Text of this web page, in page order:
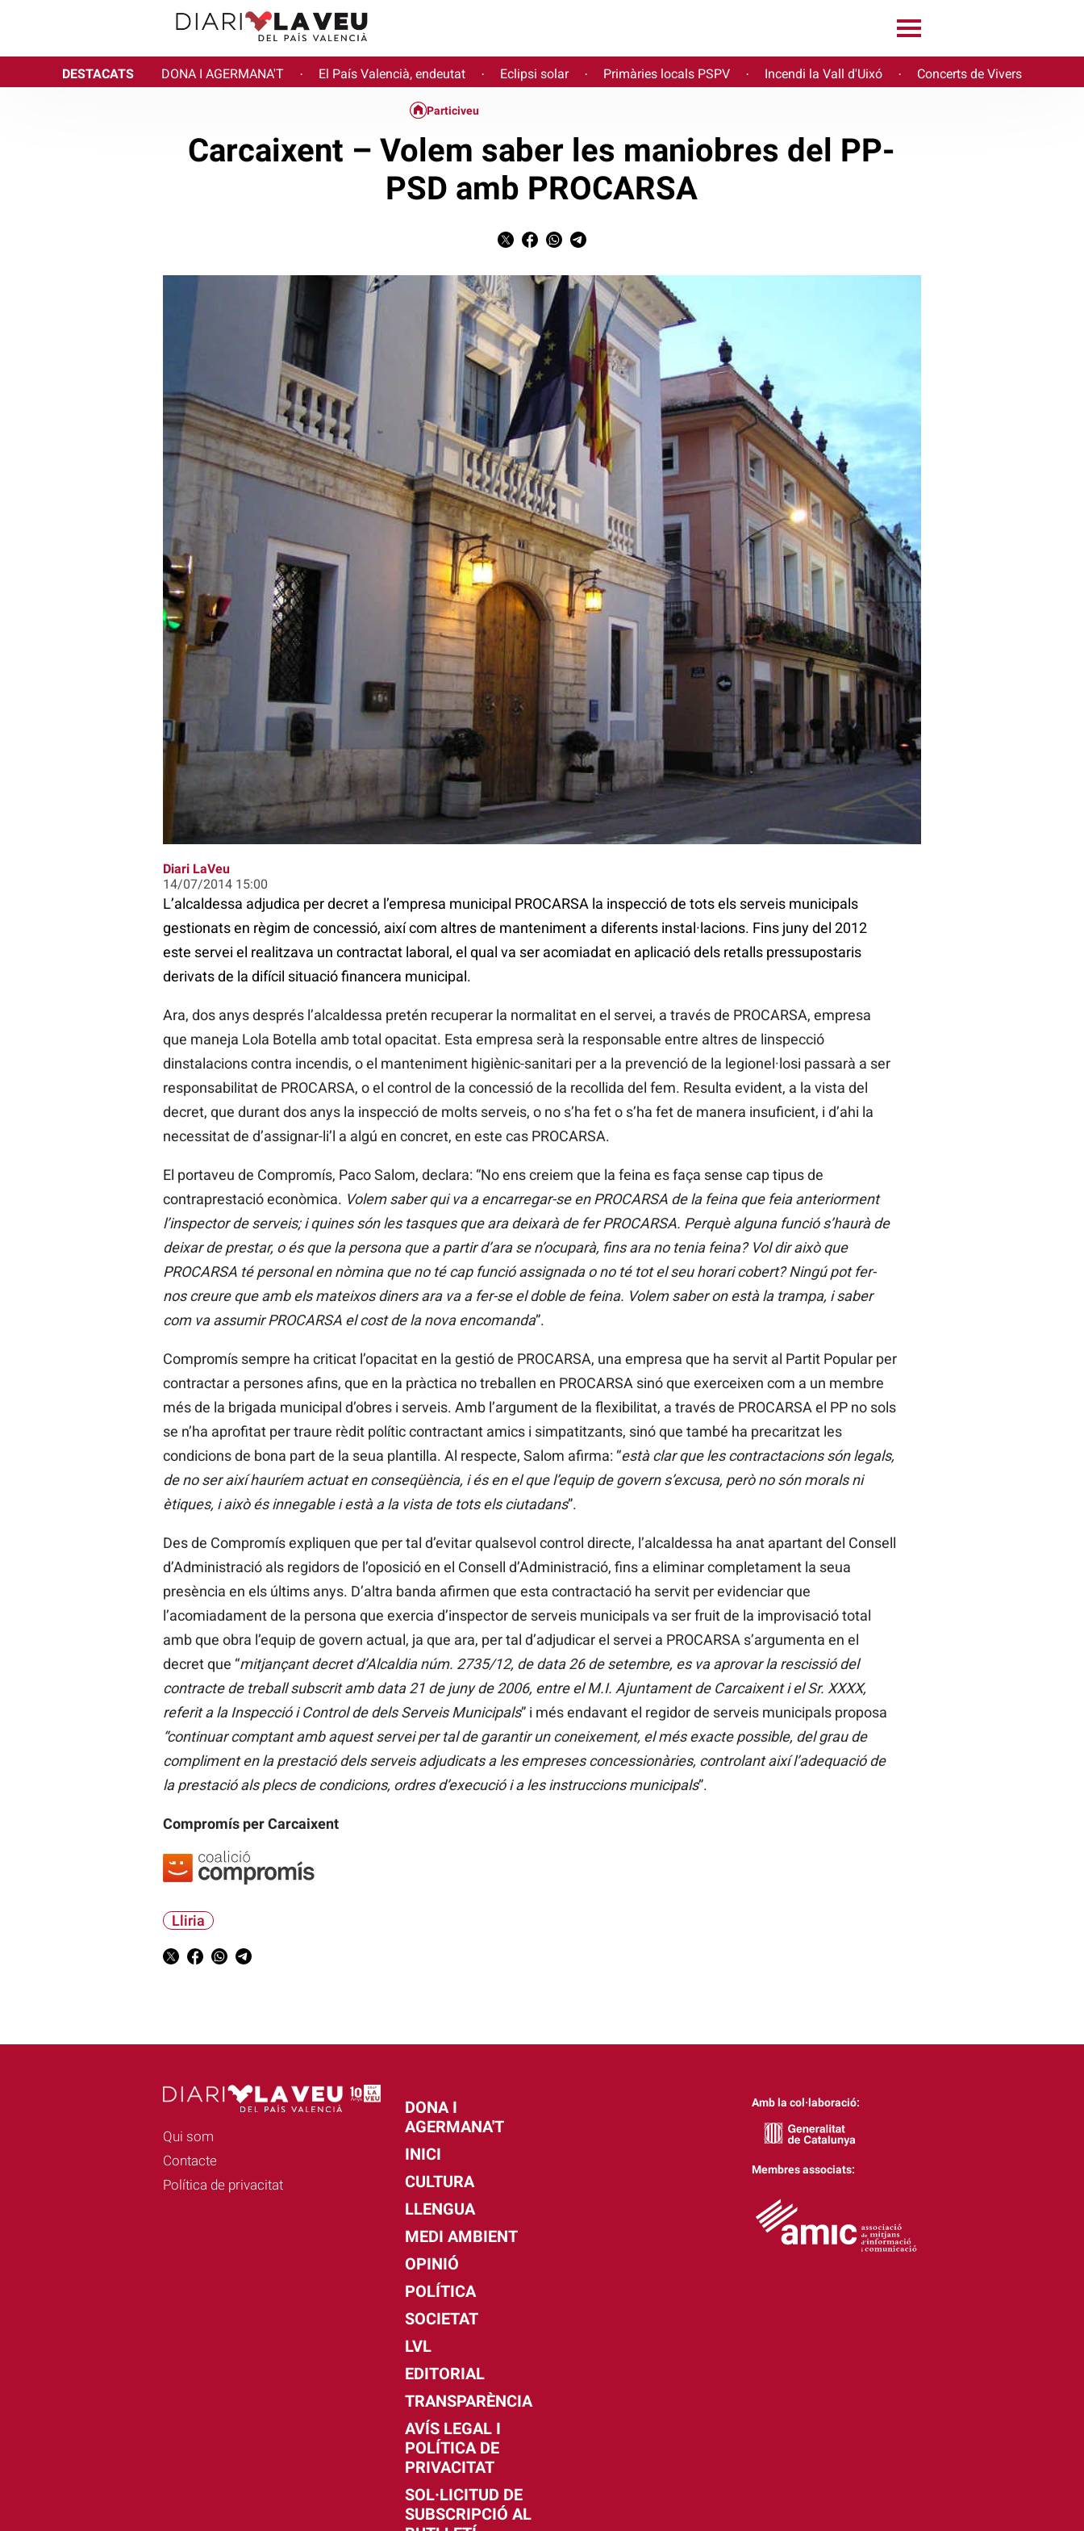
DESTACATS DONA I AGERMANA'T · El País Valencià, endeutat · Eclipsi solar · Primàries locals PSPV · Incendi la Vall d'Uixó · Concerts de Vivers
Ajuntament edifici
Particiveu
Carcaixent – Volem saber les maniobres del PP-
PSD amb PROCARSA
Diari LaVeu
14/07/2014 15:00
L’alcaldessa adjudica per decret a l’empresa municipal PROCARSA la inspecció de tots els serveis municipals
gestionats en règim de concessió, així com altres de manteniment a diferents instal·lacions. Fins juny del 2012
este servei el realitzava un contractat laboral, el qual va ser acomiadat en aplicació dels retalls pressupostaris
derivats de la difícil situació financera municipal.
Ara, dos anys després l’alcaldessa pretén recuperar la normalitat en el servei, a través de PROCARSA, empresa
que maneja Lola Botella amb total opacitat. Esta empresa serà la responsable entre altres de linspecció
dinstalacions contra incendis, o el manteniment higiènic-sanitari per a la prevenció de la legionel·losi passarà a ser
responsabilitat de PROCARSA, o el control de la concessió de la recollida del fem. Resulta evident, a la vista del
decret, que durant dos anys la inspecció de molts serveis, o no s’ha fet o s’ha fet de manera insuficient, i d’ahi la
necessitat de d’assignar-li’l a algú en concret, en este cas PROCARSA.
El portaveu de Compromís, Paco Salom, declara: “No ens creiem que la feina es faça sense cap tipus de
contraprestació econòmica. Volem saber qui va a encarregar-se en PROCARSA de la feina que feia anteriorment
l’inspector de serveis; i quines són les tasques que ara deixarà de fer PROCARSA. Perquè alguna funció s’haurà de
deixar de prestar, o és que la persona que a partir d’ara se n’ocuparà, fins ara no tenia feina? Vol dir això que
PROCARSA té personal en nòmina que no té cap funció assignada o no té tot el seu horari cobert? Ningú pot fer-
nos creure que amb els mateixos diners ara va a fer-se el doble de feina. Volem saber on està la trampa, i saber
com va assumir PROCARSA el cost de la nova encomanda”.
Compromís sempre ha criticat l’opacitat en la gestió de PROCARSA, una empresa que ha servit al Partit Popular per
contractar a persones afins, que en la pràctica no treballen en PROCARSA sinó que exerceixen com a un membre
més de la brigada municipal d’obres i serveis. Amb l’argument de la flexibilitat, a través de PROCARSA el PP no sols
se n’ha aprofitat per traure rèdit polític contractant amics i simpatitzants, sinó que també ha precaritzat les
condicions de bona part de la seua plantilla. Al respecte, Salom afirma: “està clar que les contractacions són legals,
de no ser així hauríem actuat en conseqüència, i és en el que l’equip de govern s’excusa, però no són morals ni
ètiques, i això és innegable i està a la vista de tots els ciutadans”.
Des de Compromís expliquen que per tal d’evitar qualsevol control directe, l’alcaldessa ha anat apartant del Consell
d’Administració als regidors de l’oposició en el Consell d’Administració, fins a eliminar completament la seua
presència en els últims anys. D’altra banda afirmen que esta contractació ha servit per evidenciar que
l’acomiadament de la persona que exercia d’inspector de serveis municipals va ser fruit de la improvisació total
amb que obra l’equip de govern actual, ja que ara, per tal d’adjudicar el servei a PROCARSA s’argumenta en el
decret que “mitjançant decret d’Alcaldia núm. 2735/12, de data 26 de setembre, es va aprovar la rescissió del
contracte de treball subscrit amb data 21 de juny de 2006, entre el M.I. Ajuntament de Carcaixent i el Sr. XXXX,
referit a la Inspecció i Control de dels Serveis Municipals” i més endavant el regidor de serveis municipals proposa
“continuar comptant amb aquest servei per tal de garantir un coneixement, el mésexacte possible, del grau de
compliment en la prestació dels serveis adjudicats a les empreses concessionàries, controlant així l’adequació de
la prestació als plecs de condicions, ordres d’execució i a les instruccions municipals”.
Compromís per Carcaixent
Lliria
Qui som
Contacte
Política de privacitat
DONA I
AGERMANA'T
INICI
CULTURA
LLENGUA
MEDI AMBIENT
OPINIÓ
POLÍTICA
SOCIETAT
LVL
EDITORIAL
TRANSPARÈNCIA
AVÍS LEGAL I
POLÍTICA DE
PRIVACITAT
SOL·LICITUD DE
SUBSCRIPCIÓ AL
Amb la col·laboració:
Membres associats: